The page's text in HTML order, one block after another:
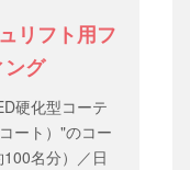
リフト用フ
ング
硬化型コーテ
ート）"のコー
名分）／日